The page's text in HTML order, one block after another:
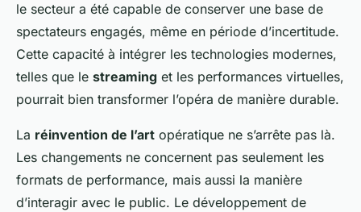
le secteur a été capable de conserver une base de
spectateurs engagés, même en période d’incertitude.
Cette capacité à intégrer les technologies modernes,
telles que le streaming et les performances virtuelles,
pourrait bien transformer l’opéra de manière durable.
La réinvention de l’art opératique ne s’arrête pas là.
Les changements ne concernent pas seulement les
formats de performance, mais aussi la manière
d’interagir avec le public. Le développement de